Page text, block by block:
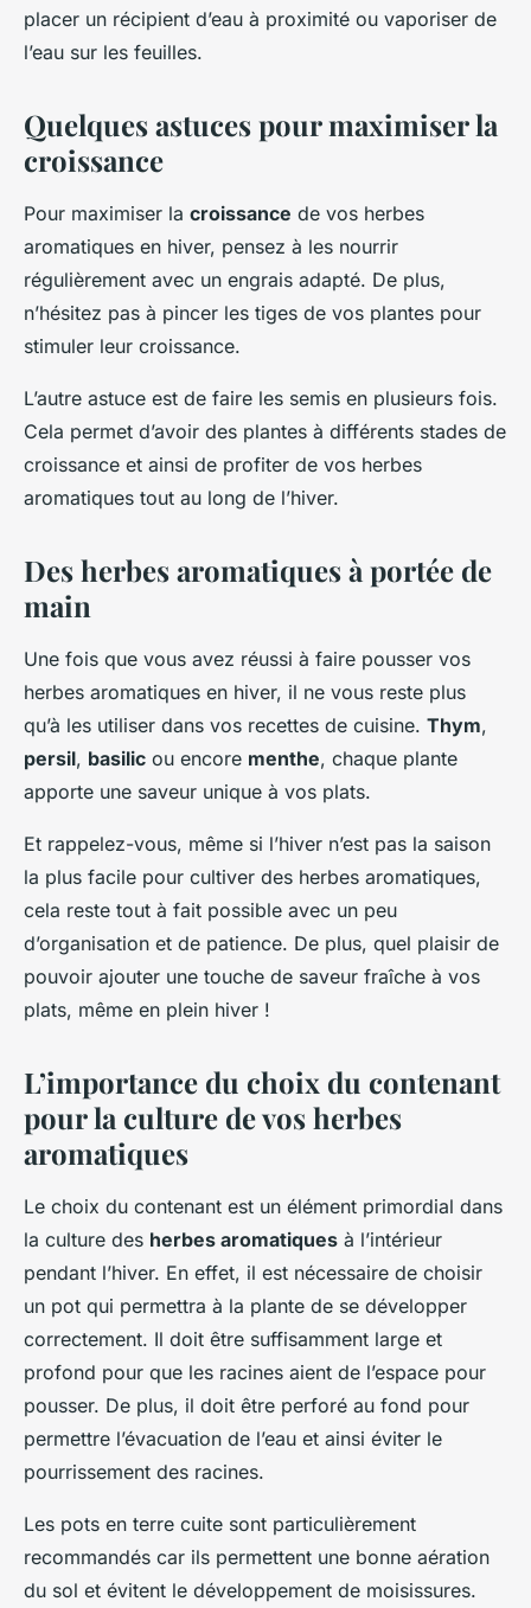
placer un récipient d’eau à proximité ou vaporiser de
l’eau sur les feuilles.
Quelques astuces pour maximiser la
croissance
Pour maximiser la croissance de vos herbes
aromatiques en hiver, pensez à les nourrir
régulièrement avec un engrais adapté. De plus,
n’hésitez pas à pincer les tiges de vos plantes pour
stimuler leur croissance.
L’autre astuce est de faire les semis en plusieurs fois.
Cela permet d’avoir des plantes à différents stades de
croissance et ainsi de profiter de vos herbes
aromatiques tout au long de l’hiver.
Des herbes aromatiques à portée de
main
Une fois que vous avez réussi à faire pousser vos
herbes aromatiques en hiver, il ne vous reste plus
qu’à les utiliser dans vos recettes de cuisine. Thym,
persil, basilic ou encore menthe, chaque plante
apporte une saveur unique à vos plats.
Et rappelez-vous, même si l’hiver n’est pas la saison
la plus facile pour cultiver des herbes aromatiques,
cela reste tout à fait possible avec un peu
d’organisation et de patience. De plus, quel plaisir de
pouvoir ajouter une touche de saveur fraîche à vos
plats, même en plein hiver !
L’importance du choix du contenant
pour la culture de vos herbes
aromatiques
Le choix du contenant est un élément primordial dans
la culture des herbes aromatiques à l’intérieur
pendant l’hiver. En effet, il est nécessaire de choisir
un pot qui permettra à la plante de se développer
correctement. Il doit être suffisamment large et
profond pour que les racines aient de l’espace pour
pousser. De plus, il doit être perforé au fond pour
permettre l’évacuation de l’eau et ainsi éviter le
pourrissement des racines.
Les pots en terre cuite sont particulièrement
recommandés car ils permettent une bonne aération
du sol et évitent le développement de moisissures.